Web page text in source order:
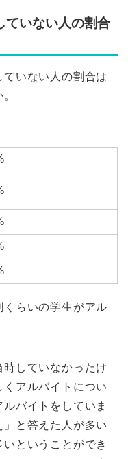
ていない人の割合
いない人の割合は
くらいの学生がアル
していなかったけ
アルバイトについ
バイトをしていま
と答えた人が多い
ということができ